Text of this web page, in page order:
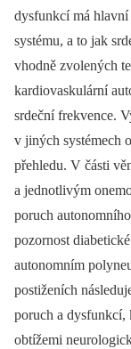
dysfunkcí má
systému, a to jak
vhodně zvolených
kardiovaskulární
srdeční frekvence.
v jiných systémech
přehledu. V části
a jednotlivým
poruch
pozornost
autonomním
postiženích
poruch a dysfunkcí,
obtížemi